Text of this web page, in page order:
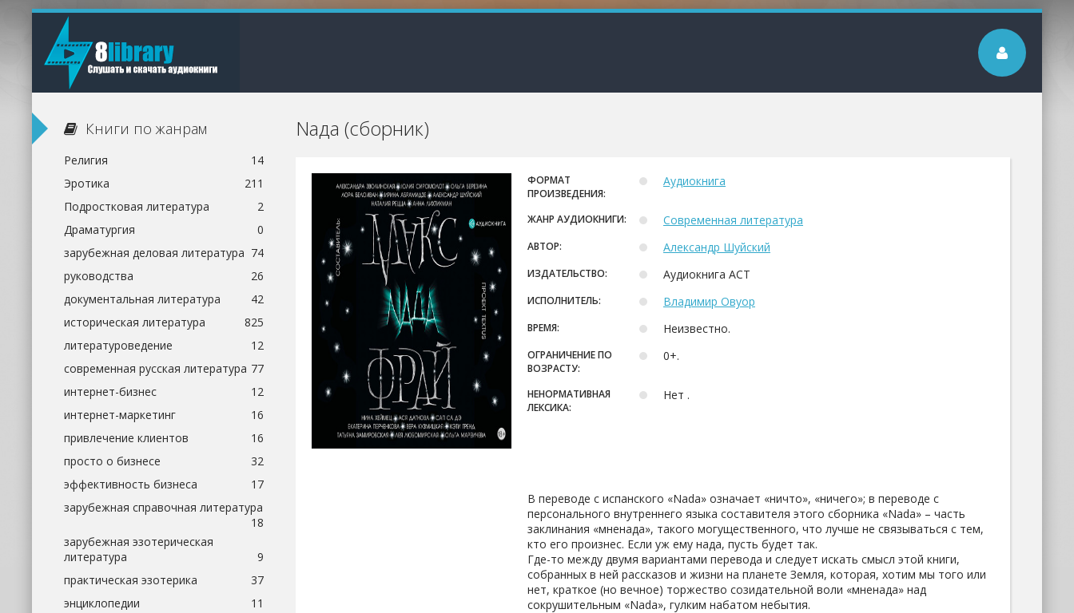
Nада (сборник)
ФОРМАТ
ПРОИЗВЕДЕНИЯ:
Аудиокнига
ЖАНР АУДИОКНИГИ: Современная литература
АВТОР: Александр Шуйский
ИЗДАТЕЛЬСТВО: Аудиокнига АСТ
ИСПОЛНИТЕЛЬ: Владимир Овуор
ВРЕМЯ: Неизвестно.
ОГРАНИЧЕНИЕ ПО
ВОЗРАСТУ:
0+.
НЕНОРМАТИВНАЯ
ЛЕКСИКА:
Нет .
В переводе с испанского «Nada» означает «ничто», «ничего»; в переводе с
персонального внутреннего языка составителя этого сборника «Nada» – часть
заклинания «мненада», такого могущественного, что лучше не связываться с тем,
кто его произнес. Если уж ему нада, пусть будет так.
Где-то между двумя вариантами перевода и следует искать смысл этой книги,
собранных в ней рассказов и жизни на планете Земля, которая, хотим мы того или
нет, краткое (но вечное) торжество созидательной воли «мненада» над
сокрушительным «Nada», гулким набатом небытия.
Книги по жанрам
Религия
14
Эротика
211
Подростковая литература
2
Драматургия
0
зарубежная деловая литература 74
руководства
26
документальная литература
42
историческая литература
825
литературоведение
12
современная русская литература 77
интернет-бизнес
12
интернет-маркетинг
16
привлечение клиентов
16
просто о бизнесе
32
эффективность бизнеса
17
зарубежная справочная литература
18
зарубежная эзотерическая
литература
9
практическая эзотерика
37
энциклопедии
11